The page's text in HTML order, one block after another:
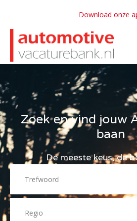
Download onze
Zoek en vind jouw
baan
De meeste keus, de